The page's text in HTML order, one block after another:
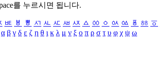
를 누르시면 됩니다.
ㅷ ㅸ ㅹ ㅺ ㅻ ㅼ ㅽ ㅾ ㅿ ㆀ ㆁ ㆂ ㆃ ㆄ ㆅ ㆆ
α β γ δ ε ζ η θ ι κ λ μ ν ξ ο π ρ σ τ υ φ χ ψ ω